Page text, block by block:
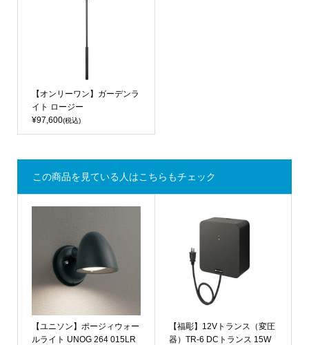
【オンリーワン】ガーデンラ
イト ロージー
¥97,600(税込)
この商品を見ている人はこちらもチェック
【ユニソン】ポージィウォー
ルライト UNOG 264 015LR
【福彫】12Vトランス（変圧
器）TR-6 DCトランス 15W